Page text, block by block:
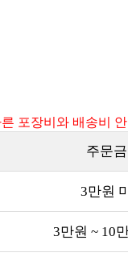
포장비와 배송비
주문
3만원
3만원 ~ 10